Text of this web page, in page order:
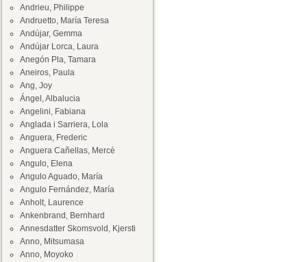
Andrieu, Philippe
Andruetto, María Teresa
Andújar, Gemma
Andújar Lorca, Laura
Anegón Pla, Tamara
Aneiros, Paula
Ang, Joy
Ángel, Albalucia
Angelini, Fabiana
Anglada i Sarriera, Lola
Anguera, Frederic
Anguera Cañellas, Mercè
Angulo, Elena
Angulo Aguado, María
Angulo Fernández, María
Anholt, Laurence
Ankenbrand, Bernhard
Annesdatter Skomsvold, Kjersti
Anno, Mitsumasa
Anno, Moyoko